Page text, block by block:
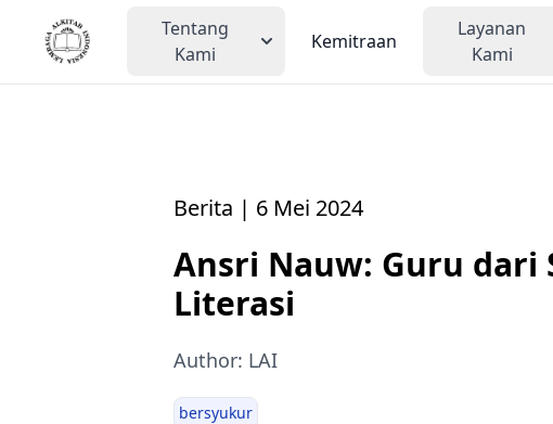
Tentang
Kami
Kemitraan
Layanan
Kami
Berita | 6 Mei 2024
Ansri Nauw: Guru dari
Literasi
Author: LAI
bersyukur